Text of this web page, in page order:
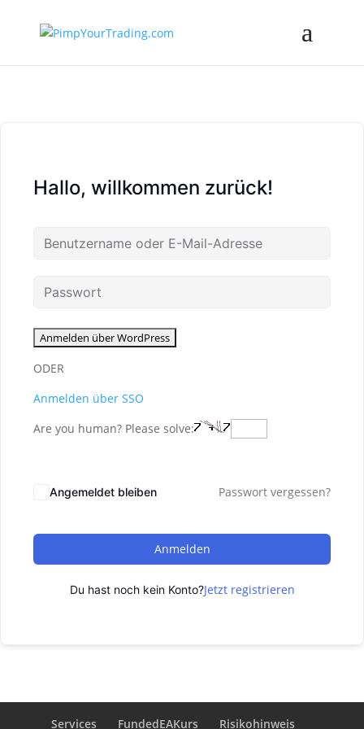
Hallo, willkommen zurück!
ODER
Anmelden über SSO
Are you human? Please solve:
Angemeldet bleiben Passwort vergessen?
Anmelden
Du hast noch kein Konto?Jetzt registrieren
Services FundedEAKurs Risikohinweis